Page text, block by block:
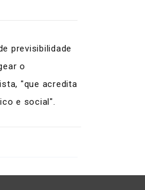
previsibilidade
o
"que acredita
e social".